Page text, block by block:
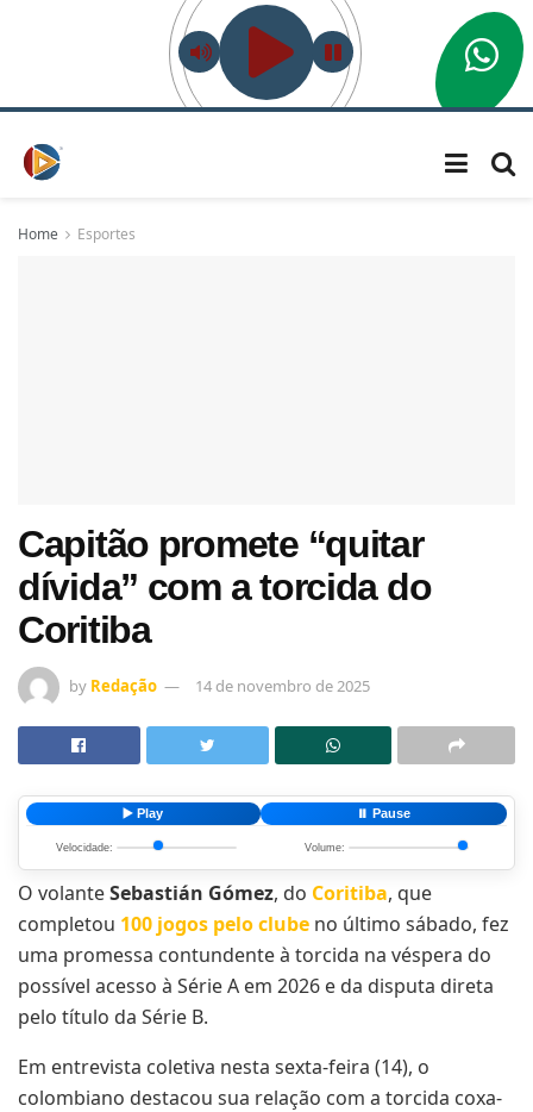
Home Esportes
Capitão promete “quitar
dívida” com a torcida do
Coritiba
by Redação 14 de novembro de 2025
▶️ Play ⏸️ Pause
Velocidade: Volume:
O volanteSebastián Gómez, do Coritiba, que
completou 100 jogos pelo clube no último sábado, fez
uma promessa contundente à torcida na véspera do
possível acesso à Série A em 2026 e da disputa direta
pelo título da Série B.
Em entrevista coletiva nesta sexta-feira (14), o
colombiano destacou sua relação com a torcida coxa-